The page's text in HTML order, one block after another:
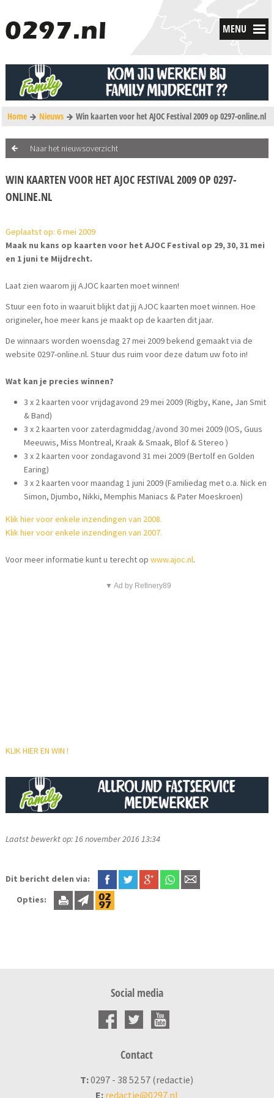
MENU
Home Nieuws Win kaarten voor het AJOC Festival 2009 op 0297-online.nl
Naar het nieuwsoverzicht
WIN KAARTEN VOOR HET AJOC FESTIVAL 2009 OP 0297-
ONLINE.NL
Geplaatst op: 6 mei 2009
Maak nu kans op kaarten voor het AJOC Festival op 29, 30, 31 mei
en 1 juni te Mijdrecht.
Laat zien waarom jij AJOC kaarten moet winnen!
Stuur een foto in waaruit blijkt dat jij AJOC kaarten moet winnen. Hoe
origineler, hoe meer kans je maakt op de kaarten dit jaar.
De winnaars worden woensdag 27 mei 2009 bekend gemaakt via de
website 0297-online.nl. Stuur dus ruim voor deze datum uw foto in!
Wat kan je precies winnen?
3 x 2 kaarten voor vrijdagavond 29 mei 2009 (Rigby, Kane, Jan Smit
& Band)
3 x 2 kaarten voor zaterdagmiddag/avond 30 mei 2009 (IOS, Guus
Meeuwis, Miss Montreal, Kraak & Smaak, Blof & Stereo )
3 x 2 kaarten voor zondagavond 31 mei 2009 (Bertolf en Golden
Earing)
3 x 2 kaarten voor maandag 1 juni 2009 (Familiedag met o.a. Nick en
Simon, Djumbo, Nikki, Memphis Maniacs & Pater Moeskroen)
Klik hier voor enkele inzendingen van 2008.
Klik hier voor enkele inzendingen van 2007.
Voor meer informatie kunt u terecht opwww.ajoc.nl.
▼ Ad by Refinery89
KLIK HIER EN WIN !
Laatst bewerkt op: 16 november 2016 13:34
Dit bericht delen via:
Opties:
Social media
Contact
T:0297 - 38 52 57 (redactie)
E: redactie@0297.nl